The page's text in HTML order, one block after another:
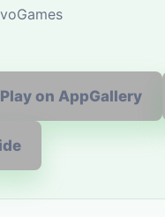
Play on AppGallery